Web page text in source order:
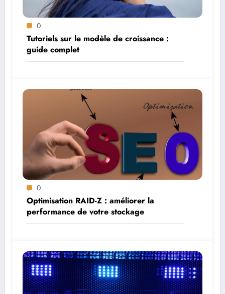
0
Tutoriels sur le modèle de croissance :
guide complet
0
Optimisation RAID-Z : améliorer la
performance de votre stockage